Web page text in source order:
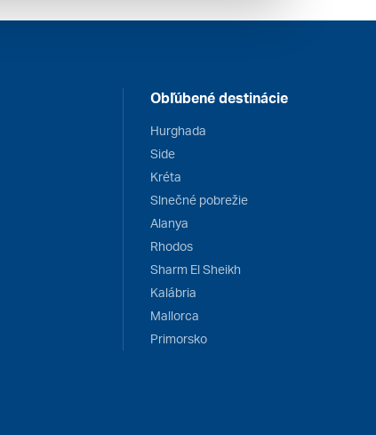
Obľúbené destinácie
Hurghada
Side
Kréta
Slnečné pobrežie
Alanya
Rhodos
Sharm El Sheikh
Kalábria
Mallorca
Primorsko